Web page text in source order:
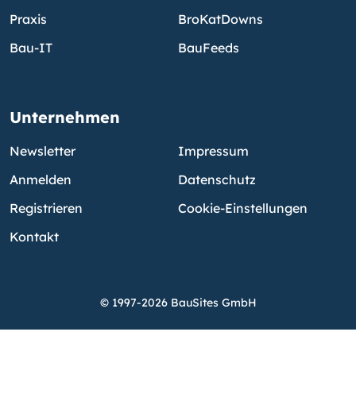
Praxis
Bau-IT
BroKatDowns
BauFeeds
Unternehmen
Newsletter
Anmelden
Registrieren
Kontakt
Impressum
Datenschutz
Cookie-Einstellungen
© 1997-2026 BauSites GmbH